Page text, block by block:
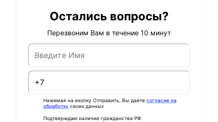
Остались вопросы?
Перезвоним Вам в течение 10 минут
Нажимая на кнопку Отправить, Вы даете согласие на
обработку своих данных
Подтверждаю наличие гражданства РФ